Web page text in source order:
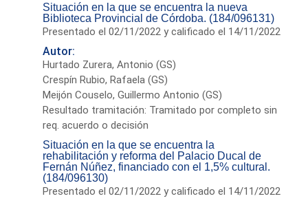
Situación en la que se encuentra la nueva
Biblioteca Provincial de Córdoba. (184/096131)
Presentado el 02/11/2022 y calificado el 14/11/2022
Autor:
Hurtado Zurera, Antonio (GS)
Crespín Rubio, Rafaela (GS)
Meijón Couselo, Guillermo Antonio (GS)
Resultado tramitación: Tramitado por completo sin
req. acuerdo o decisión
Situación en la que se encuentra la
rehabilitación y reforma del Palacio Ducal de
Fernán Núñez, financiado con el 1,5% cultural.
(184/096130)
Presentado el 02/11/2022 y calificado el 14/11/2022